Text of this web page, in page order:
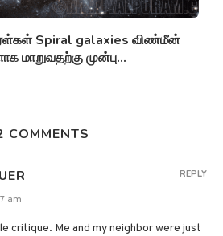
Spiral galaxies விண்மீன்
மாறுவதற்கு முன்பு...
COMMENTS
am
critique. Me and my neighbor were just
REPLY